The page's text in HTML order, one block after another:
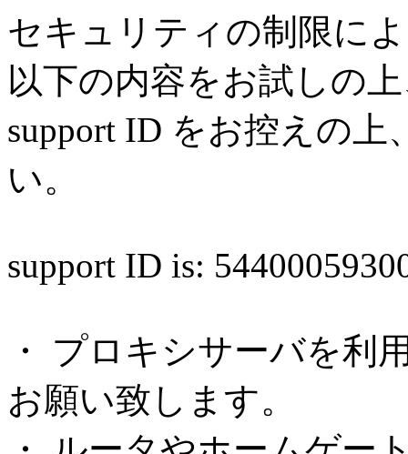
セキュリティの制限に
以下の内容をお試しの
support ID をお控えの
い。
support ID is:
・ プロキシサーバを利
お願い致します。